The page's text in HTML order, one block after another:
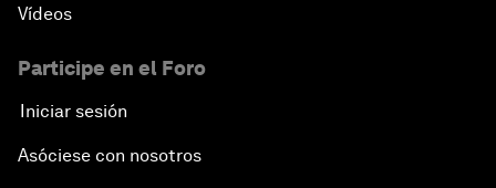
Vídeos
Participe en el Foro
Iniciar sesión
Asóciese con nosotros